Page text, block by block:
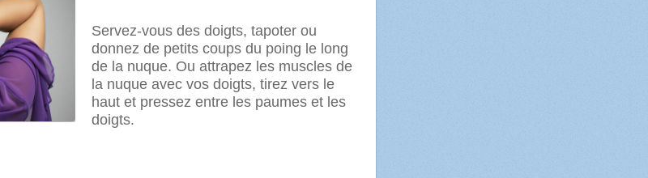
Servez-vous des doigts, tapoter ou
donnez de petits coups du poing le long
de la nuque. Ou attrapez les muscles de
la nuque avec vos doigts, tirez vers le
haut et pressez entre les paumes et les
doigts.